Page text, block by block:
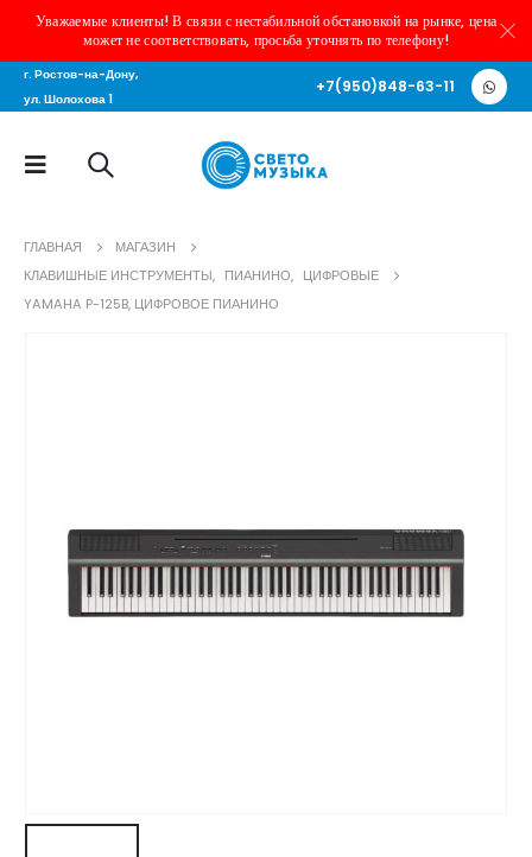
Уважаемые клиенты! В связи с нестабильной обстановкой на рынке, цена
может не соответствовать, просьба уточнять по телефону!
г. Ростов-на-Дону,
ул. Шолохова 1
+7(950)848-63-11
ГЛАВНАЯ
МАГАЗИН
КЛАВИШНЫЕ ИНСТРУМЕНТЫ, ПИАНИНО, ЦИФРОВЫЕ
YAMAHA P-125B, ЦИФРОВОЕ ПИАНИНО